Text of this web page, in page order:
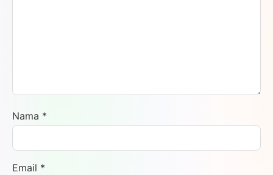
Nama *
Email *